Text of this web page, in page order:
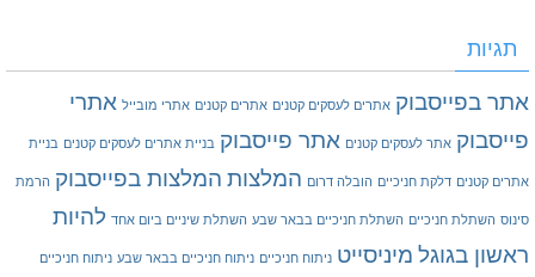
תגיות
אתר בפייסבוק אתרים לעסקים קטנים אתרים קטנים אתרי מובייל אתרי
פייסבוק אתר לעסקים קטנים אתר פייסבוק בניית אתרים לעסקים קטנים בניית
אתרים קטנים דלקת חניכיים הובלה דרום המלצות המלצות בפייסבוק הרמת
סינוס השתלת חניכיים השתלת חניכיים בבאר שבע השתלת שיניים ביום אחד להיות
ראשון בגוגל מיניסייט ניתוח חניכיים ניתוח חניכיים בבאר שבע ניתוח חניכיים